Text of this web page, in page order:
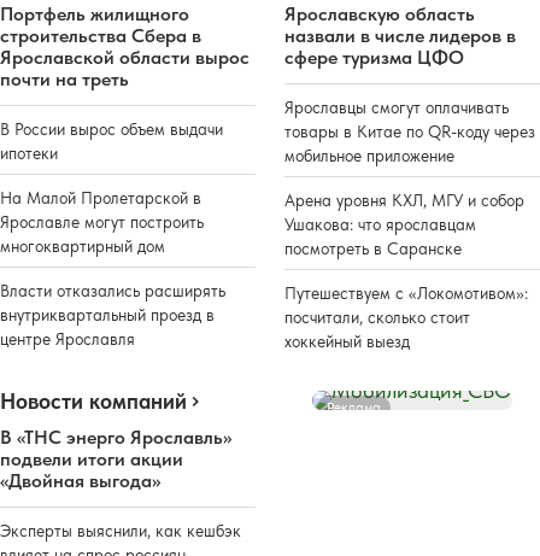
Портфель жилищного
строительства Сбера в
Ярославской области вырос
почти на треть
В России вырос объем выдачи
ипотеки
На Малой Пролетарской в
Ярославле могут построить
многоквартирный дом
Власти отказались расширять
внутриквартальный проезд в
центре Ярославля
Ярославскую область
назвали в числе лидеров в
сфере туризма ЦФО
Ярославцы смогут оплачивать
товары в Китае по QR-коду через
мобильное приложение
Арена уровня КХЛ, МГУ и собор
Ушакова: что ярославцам
посмотреть в Саранске
Путешествуем с «Локомотивом»:
посчитали, сколько стоит
хоккейный выезд
Новости компаний
В «ТНС энерго Ярославль»
подвели итоги акции
«Двойная выгода»
Эксперты выяснили, как кешбэк
Реклама